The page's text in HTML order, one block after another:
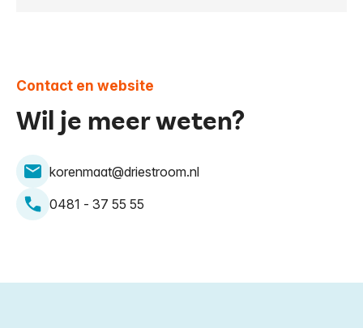
Contact en website
Wil je meer weten?
korenmaat@driestroom.nl
0481 - 37 55 55